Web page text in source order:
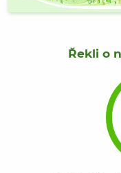
Řekli o